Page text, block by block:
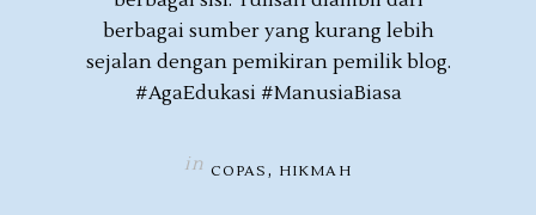
berbagai sumber yang kurang lebih
sejalan dengan pemikiran pemilik blog.
#AgaEdukasi #ManusiaBiasa
in COPAS , HIKMAH